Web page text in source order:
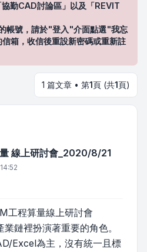
勤CAD討論區」以及「REVIT
帳號，請於"登入"介面點選"我忘
箱，收信後重設新密碼或重新註
1 篇文章 • 第1頁 (共1頁)
線上研討會_2020/8/21
工程算量線上研討會
鏈裡扮演著重要的角色。
Excel為主，沒有統一且標